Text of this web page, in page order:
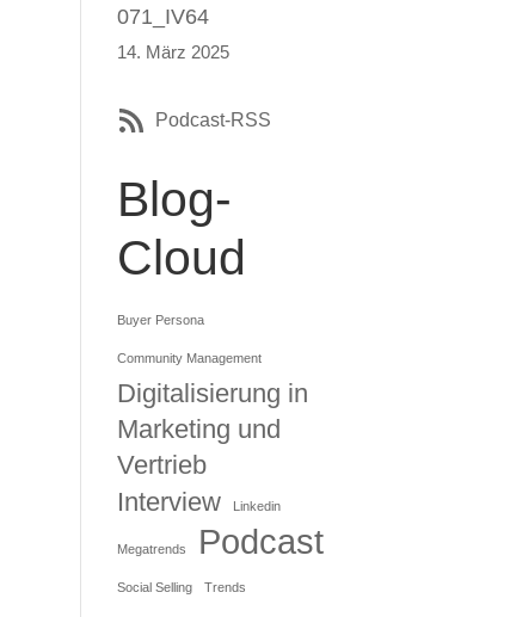
071_IV64
14. März 2025
Podcast-RSS
Blog-
Cloud
Buyer Persona
Community Management
Digitalisierung in
Marketing und
Vertrieb
Interview
Linkedin
Megatrends Podcast
Social Selling Trends